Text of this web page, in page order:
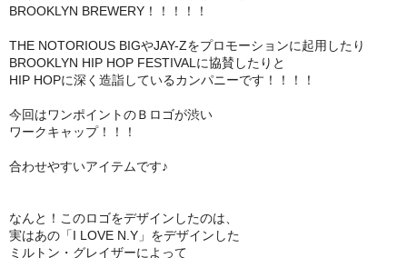
BROOKLYN BREWERY！！！！！
THE NOTORIOUS BIGやJAY-Zをプロモーションに起用したり
BROOKLYN HIP HOP FESTIVALに協賛したりと
HIP HOPに深く造詣しているカンパニーです！！！！
今回はワンポイントのＢロゴが渋い
ワークキャップ！！！
合わせやすいアイテムです♪
なんと！このロゴをデザインしたのは、
実はあの「I LOVE N.Y」をデザインした
ミルトン・グレイザーによって